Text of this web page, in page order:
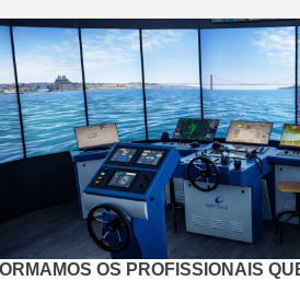
OS PROFISSIONAIS